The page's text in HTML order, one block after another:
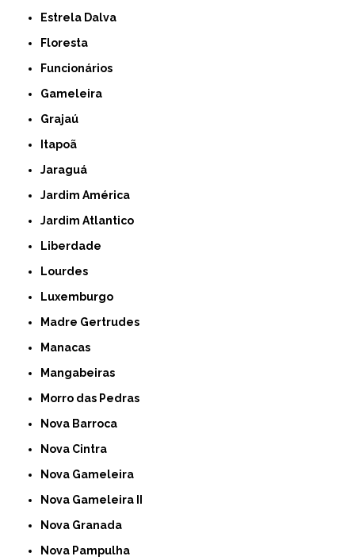
Estrela Dalva
Floresta
Funcionários
Gameleira
Grajaú
Itapoã
Jaraguá
Jardim América
Jardim Atlantico
Liberdade
Lourdes
Luxemburgo
Madre Gertrudes
Manacas
Mangabeiras
Morro das Pedras
Nova Barroca
Nova Cintra
Nova Gameleira
Nova Gameleira II
Nova Granada
Nova Pampulha